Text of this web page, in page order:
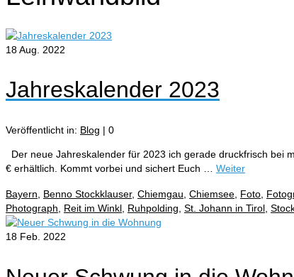
18Aug. 2022
Jahreskalender 2023
Veröffentlicht in: Blog | 0
Der neue Jahreskalender für 2023 ich gerade druckfrisch bei
€ erhältlich. Kommt vorbei und sichert Euch … Weiter
Bayern Benno Stockklauser, Chiemgau Chiemsee Foto
Photograph
Reit im Winkl Ruhpolding St. Johann in Tirol
18 Feb. 2022